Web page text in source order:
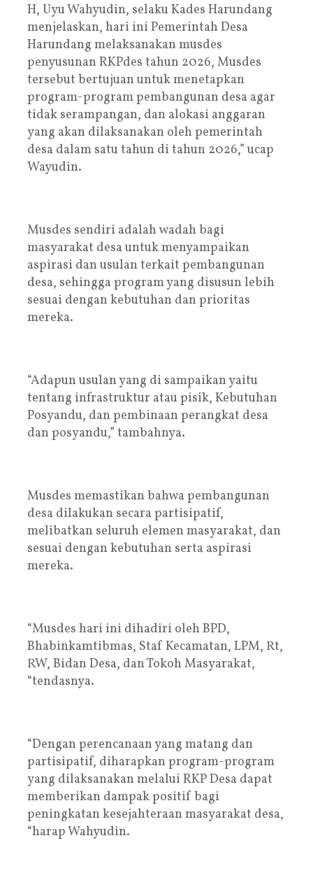
H, Uyu Wahyudin, selaku Kades Harundang
menjelaskan, hari ini Pemerintah Desa
Harundang melaksanakan musdes
penyusunan RKPdes tahun 2026, Musdes
tersebut bertujuan untuk menetapkan
program-program pembangunan desa agar
tidak serampangan, dan alokasi anggaran
yang akan dilaksanakan oleh pemerintah
desa dalam satu tahun di tahun 2026,” ucap
Wayudin.
Musdes sendiri adalah wadah bagi
masyarakat desa untuk menyampaikan
aspirasi dan usulan terkait pembangunan
desa, sehingga program yang disusun lebih
sesuai dengan kebutuhan dan prioritas
mereka.
“Adapun usulan yang di sampaikan yaitu
tentang infrastruktur atau pisik, Kebutuhan
Posyandu, dan pembinaan perangkat desa
dan posyandu,” tambahnya.
Musdes memastikan bahwa pembangunan
desa dilakukan secara partisipatif,
melibatkan seluruh elemen masyarakat, dan
sesuai dengan kebutuhan serta aspirasi
mereka.
“Musdes hari ini dihadiri oleh BPD,
Bhabinkamtibmas, Staf Kecamatan, LPM, Rt,
RW, Bidan Desa, dan Tokoh Masyarakat,
“tendasnya.
“Dengan perencanaan yang matang dan
partisipatif, diharapkan program-program
yang dilaksanakan melalui RKP Desa dapat
memberikan dampak positif bagi
peningkatan kesejahteraan masyarakat desa,
“harap Wahyudin.